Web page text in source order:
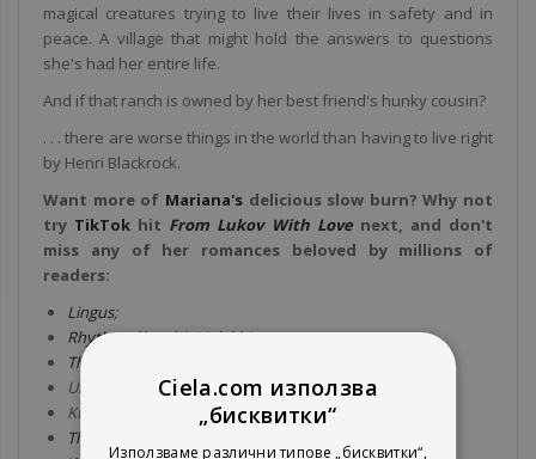
magical creatures trying to live their lives in safety and in
peace. A village that might hold the answers to questions
she's had her entire life.
And if that ranch is owned by her best friend's hunky cousin?
. . . there are worse things in the world than having to live right
by Henri Blackrock.
Want more of Mariana's delicious slow burn? Why not
try TikTok hit From Lukov With Love next, and don't
miss any of her romances beloved by millions of
readers:
Lingus;
Rhythm, Chord & Malykhin;
The Best Thing;
Under Locke;
Kulti;
The Wall of Winnipeg and Me;
Ciela.com използва
„бисквитки“
Използваме различни типове „бисквитки“,